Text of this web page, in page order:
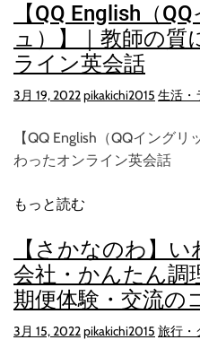
【QQ English（
ュ）】｜教師の質
ライン英会話
3月 19, 2022pikakichi2015 生活・
【QQ English（QQイング
わったオンライン英会話
もっと読む
【さかなのわ】
会社・かんたん調
期便体験・交流の
き
3月 15, 2022pikakichi2015 旅行・